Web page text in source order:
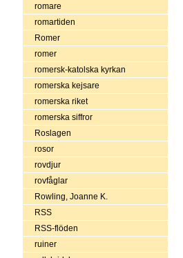
romare
romartiden
Romer
romer
romersk-katolska kyrkan
romerska kejsare
romerska riket
romerska siffror
Roslagen
rosor
rovdjur
rovfåglar
Rowling, Joanne K.
RSS
RSS-flöden
ruiner